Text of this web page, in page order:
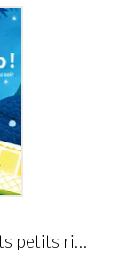
petits ri…